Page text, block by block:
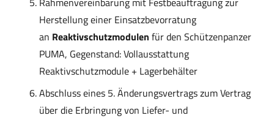
Herstellung einer Einsatzbevorratung
an Reaktivschutzmodulen für den Schützenpanzer
PUMA, Gegenstand: Vollausstattung
Reaktivschutzmodule + Lagerbehälter
Abschluss eines 5. Änderungsvertrags zum Vertrag
über die Erbringung von Liefer- und